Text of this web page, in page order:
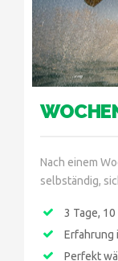
Nach einem
selbständig,
3 Tage,
Erfahrung
Perfekt